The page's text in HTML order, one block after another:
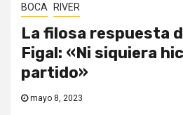
BOCA RIVER
La filosa respuesta
Figal: «Ni siquiera
partido»
mayo 8, 2023